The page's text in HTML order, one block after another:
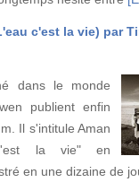
c'est la vie) par
dans le monde
publient enfin
Il s'intitule Aman
la vie" en
en une dizaine de